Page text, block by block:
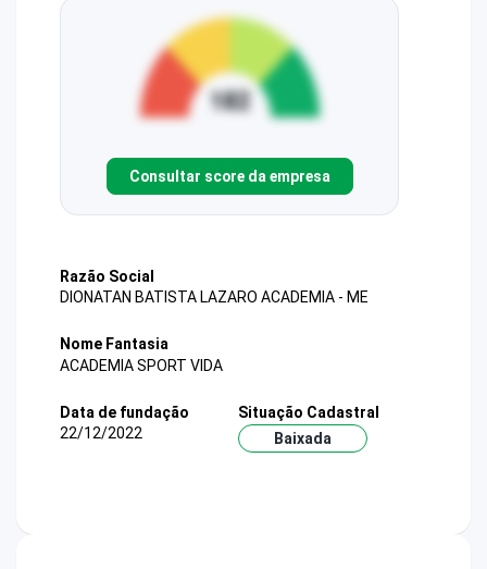
Consultar score da empresa
Razão Social
DIONATAN BATISTA LAZARO ACADEMIA - ME
Nome Fantasia
ACADEMIA SPORT VIDA
Data de fundação
22/12/2022
Situação Cadastral
Baixada